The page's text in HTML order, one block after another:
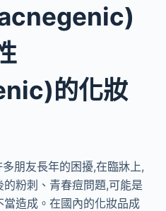
的化妝
朋友長年的困擾,在臨牀上,
粉刺、青春痘問題,可能是
造成。在國內的化妝品成